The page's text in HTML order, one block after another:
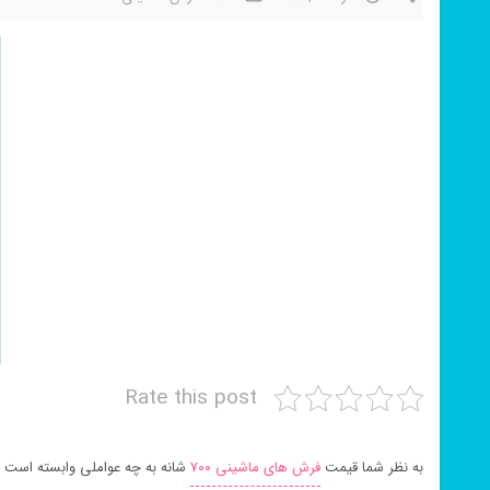
Rate this post
به نظر شما قیمتفرش های ماشینی ۷۰۰ شانه به چه عواملی وابسته